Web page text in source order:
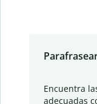
Encuentra
adecuadas